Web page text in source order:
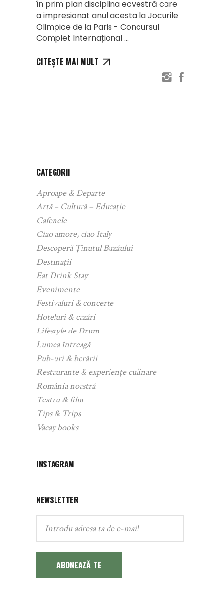
în prim plan disciplina ecvestră care
a impresionat anul acesta la Jocurile
Olimpice de la Paris - Concursul
Complet Internațional
CITEȘTE MAI MULT
CATEGORII
Aproape & Departe
Artă – Cultură – Educație
Cafenele
Ciao amore, ciao Italy
Descoperă Ținutul Buzăului
Destinații
Eat Drink Stay
Evenimente
Festivaluri & concerte
Hoteluri & cazări
Lifestyle de Drum
Lumea întreagă
Pub-uri & berării
Restaurante & experiențe culinare
România noastră
Teatru & film
Tips & Trips
Vacay books
INSTAGRAM
NEWSLETTER
ABONEAZĂ-TE